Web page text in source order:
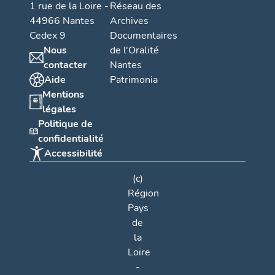
1 rue de la Loire -
44966 Nantes
Cedex 9
Nous
contacter
Aide
Mentions
légales
Politique de
confidentialité
Accessibilité
Réseau des
Archives
Documentaires
de l'Oralité
Nantes
Patrimonia
(c)
Région
Pays
de
la
Loire
-